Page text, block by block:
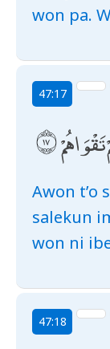
won pa.
47:17
Awon t’o
salekun
won ni
47:18